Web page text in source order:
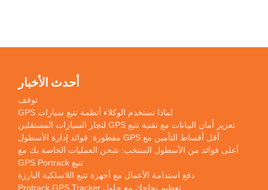
أحدث الأخبار
توقف
لماذا تستخدم الوكلاء أنظمة تتبع سيارات GPS
تعزيز أمان البيانات مع تقنية تتبع GPS لتجار السيارات المستقلين
أقل أقساط التأمين مع GPS مقطورة: فوائد إدارة الأسطول
أعلى فوائد من الأسطول المنتخب: شحن العمليات الخاصة بك مع
تتبع GPS Portrack
دفع استدامة الأعمال مع أجهزة تتبع اللاسلكية البارزة
تعظيم نجاحك مع حلول Protrack GPS Tracker